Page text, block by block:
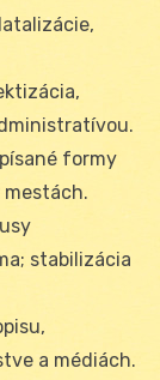
formy
stabilizácia
a médiách.